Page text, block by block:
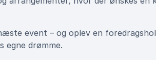
event – og oplev en
egne drømme.